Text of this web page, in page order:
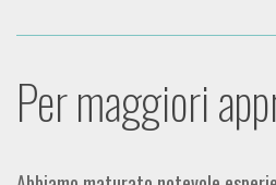
Per maggiori